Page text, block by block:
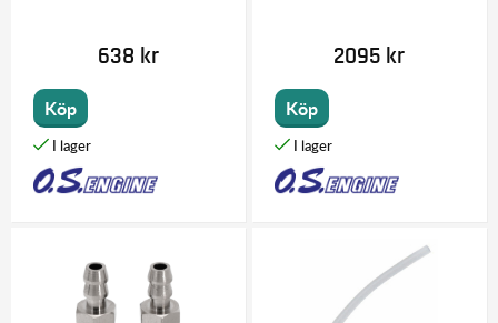
638 kr
Köp
2095 kr
Köp